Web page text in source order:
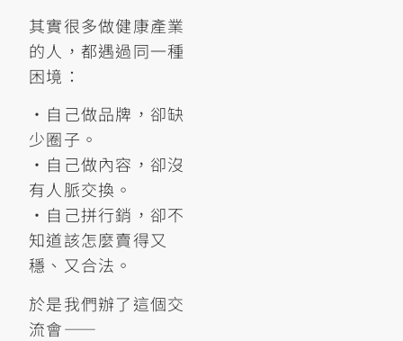
其實很多做健康產業
的人，都遇過同一種
困境：
•自己做品牌，卻缺
少圈子。
•自己做內容，卻沒
有人脈交換。
•自己拼行銷，卻不
知道該怎麼賣得又
穩、又合法。
於是我們辦了這個交
流會——